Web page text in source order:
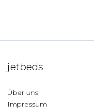
jetbeds
Über uns
Impressum